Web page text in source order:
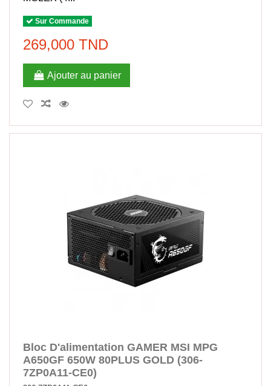
Sur Commande
269,000 TND
Ajouter au panier
Bloc D'alimentation GAMER MSI MPG
A650GF 650W 80PLUS GOLD (306-
7ZP0A11-CE0)